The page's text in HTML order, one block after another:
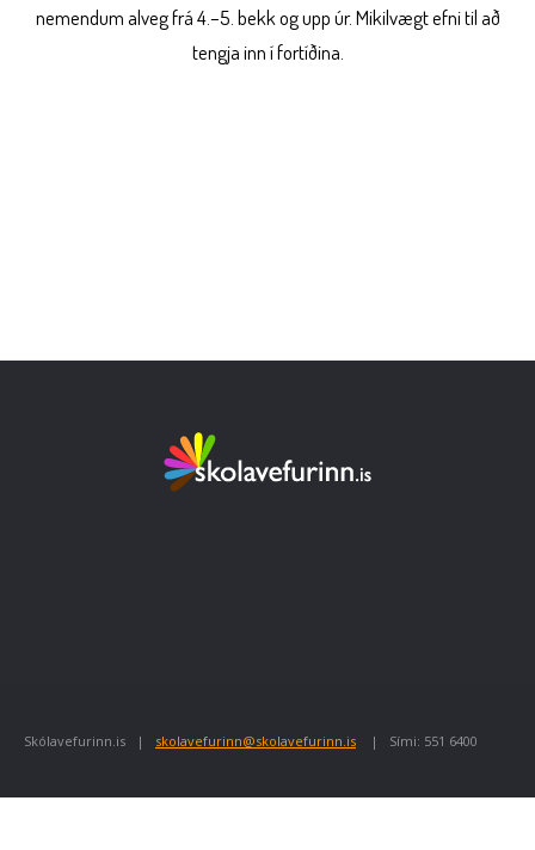
nemendum alveg frá 4.–5. bekk og upp úr. Mikilvægt efni til að
tengja inn í fortíðina.
Skólavefurinn.is | skolavefurinn@skolavefurinn.is | Sími: 551 6400